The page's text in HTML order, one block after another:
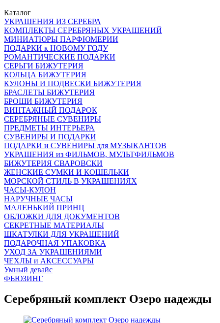
Каталог
УКРАШЕНИЯ ИЗ СЕРЕБРА
КОМПЛЕКТЫ СЕРЕБРЯНЫХ УКРАШЕНИЙ
МИНИАТЮРЫ ПАРФЮМЕРИИ
ПОДАРКИ к НОВОМУ ГОДУ
РОМАНТИЧЕСКИЕ ПОДАРКИ
СЕРЬГИ БИЖУТЕРИЯ
КОЛЬЦА БИЖУТЕРИЯ
КУЛОНЫ И ПОДВЕСКИ БИЖУТЕРИЯ
БРАСЛЕТЫ БИЖУТЕРИЯ
БРОШИ БИЖУТЕРИЯ
ВИНТАЖНЫЙ ПОДАРОК
СЕРЕБРЯНЫЕ СУВЕНИРЫ
ПРЕДМЕТЫ ИНТЕРЬЕРА
СУВЕНИРЫ И ПОДАРКИ
ПОДАРКИ и СУВЕНИРЫ для МУЗЫКАНТОВ
УКРАШЕНИЯ из ФИЛЬМОВ, МУЛЬТФИЛЬМОВ
БИЖУТЕРИЯ СВАРОВСКИ
ЖЕНСКИЕ СУМКИ И КОШЕЛЬКИ
МОРСКОЙ СТИЛЬ В УКРАШЕНИЯХ
ЧАСЫ-КУЛОН
НАРУЧНЫЕ ЧАСЫ
МАЛЕНЬКИЙ ПРИНЦ
ОБЛОЖКИ ДЛЯ ДОКУМЕНТОВ
СЕКРЕТНЫЕ МАТЕРИАЛЫ
ШКАТУЛКИ ДЛЯ УКРАШЕНИЙ
ПОДАРОЧНАЯ УПАКОВКА
УХОД ЗА УКРАШЕНИЯМИ
ЧEХЛЫ и АКСЕССУАРЫ
Умный девайс
ФЬЮЗИНГ
Серебряный комплект Озеро надежды